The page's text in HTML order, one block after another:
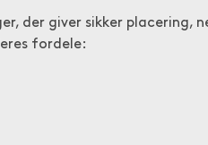
der giver sikker
fordele: